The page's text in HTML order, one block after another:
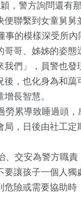
，警方詢問還有
聯繫到女童舅舅
的模樣深受所內
哥、姊姊的姿態
們」，員警也發
，也化身為和藹
長智慧。
累導致睡過頭，
，日後由社工定
交安為警方職責
讓孩子一個人獨
險或需要協助時
26+
法放大鏡
16+
峽論壇專區
5+
兩岸佛教文
流專區
14 +
演唱會